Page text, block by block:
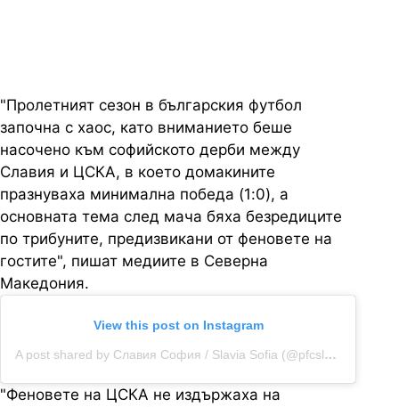
"Пролетният сезон в българския футбол
започна с хаос, като вниманието беше
насочено към софийското дерби между
Славия и ЦСКА, в което домакините
празнуваха минимална победа (1:0), а
основната тема след мача бяха безредиците
по трибуните, предизвикани от феновете на
гостите", пишат медиите в Северна
Македония.
View this post on Instagram
A post shared by Славия София / Slavia Sofia (@pfcslavia1913)
"Феновете на ЦСКА не издържаха на